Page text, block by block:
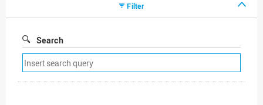
Filter
Search
Remove
search
filter